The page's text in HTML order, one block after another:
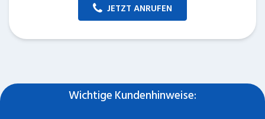
JETZT ANRUFEN
Wichtige Kundenhinweise: